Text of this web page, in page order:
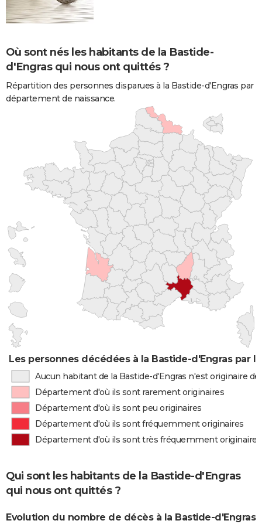
Où sont nés les habitants de la Bastide-
d'Engras qui nous ont quittés ?
Répartition des personnes disparues à la Bastide-d'Engras par
département de naissance.
Les personnes décédées à la Bastide-d'Engras par
Aucun habitant de la Bastide-d'Engras n'est originaire
Département d'où ils sont rarement originaires
Département d'où ils sont peu originaires
Département d'où ils sont fréquemment originaires
Département d'où ils sont très fréquemment originaires
Qui sont les habitants de la Bastide-d'Engras
qui nous ont quittés ?
Evolution du nombre de décès à la Bastide-d'Engras